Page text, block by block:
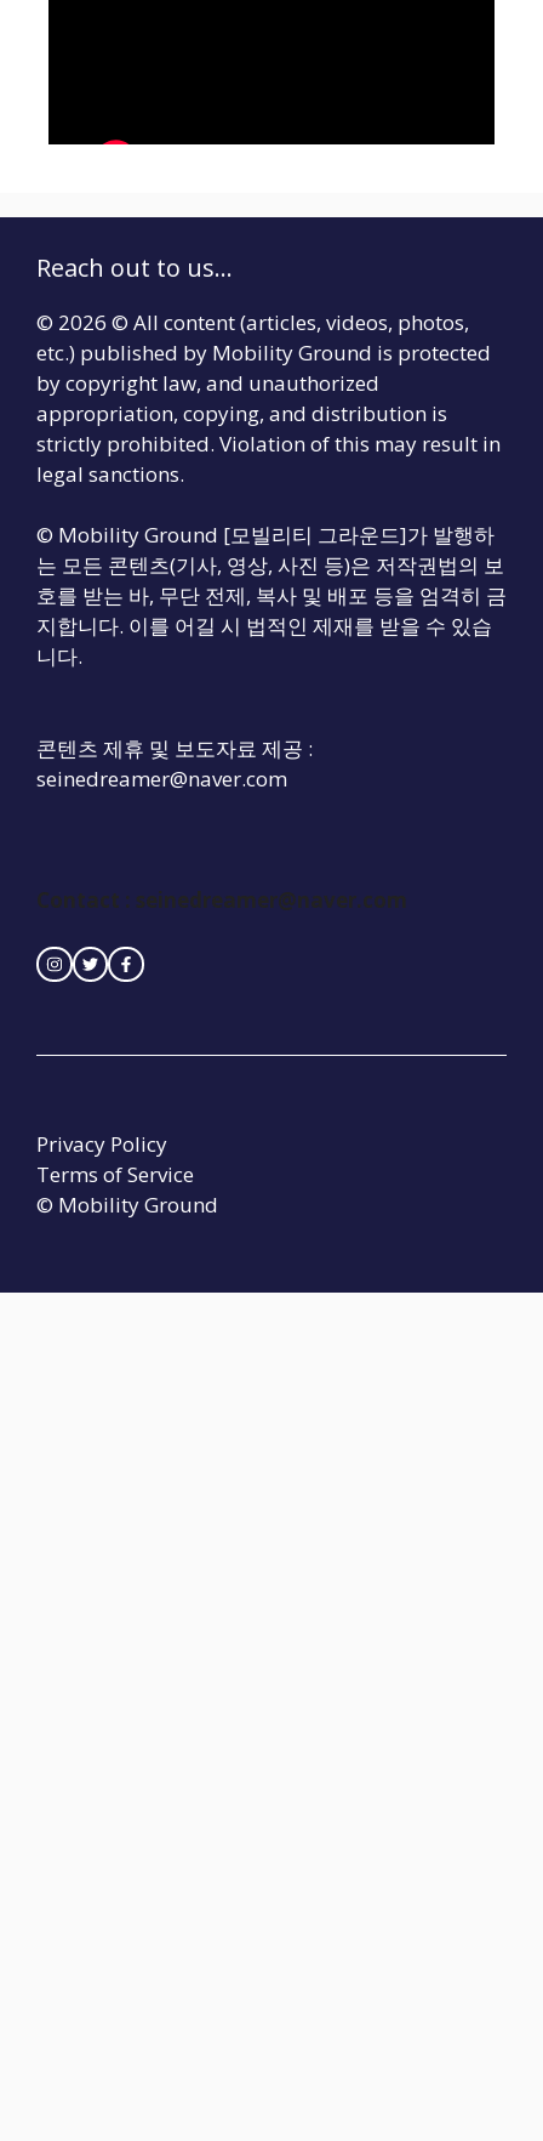
Reach out to us...
© 2026 © All content (articles, videos, photos,
etc.) published by Mobility Ground is protected
by copyright law, and unauthorized
appropriation, copying, and distribution is
strictly prohibited. Violation of this may result in
legal sanctions.
© Mobility Ground [모빌리티 그라운드]가 발행하
는 모든 콘텐츠(기사, 영상, 사진 등)은 저작권법의 보
호를 받는 바, 무단 전제, 복사 및 배포 등을 엄격히 금
지합니다. 이를 어길 시 법적인 제재를 받을 수 있습
니다.
콘텐츠 제휴 및 보도자료 제공 :
seinedreamer@naver.com
Contact : seinedreamer@naver.com
© Mobility Ground
Privacy Policy
Terms of Service